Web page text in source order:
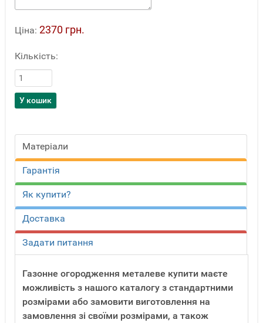
Ціна: 2370 грн.
Кількість:
Матеріали
Гарантія
Як купити?
Доставка
Задати питання
Газонне огородження металеве купити маєте
можливість з нашого каталогу з стандартними
розмірами або замовити виготовлення на
замовлення зі своїми розмірами, а також